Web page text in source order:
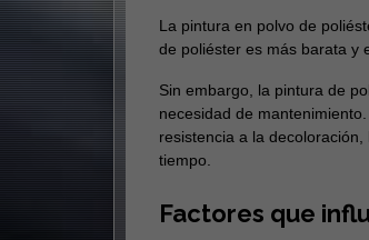
La pintura en polvo de
de poliéster es más barata y
Sin embargo, la pintura de
necesidad de
resistencia a la
tiempo.
Factores que